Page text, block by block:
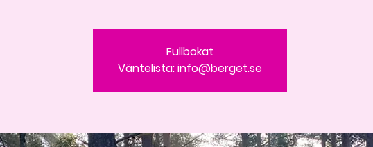
Fullbokat
Väntelista: info@berget.se